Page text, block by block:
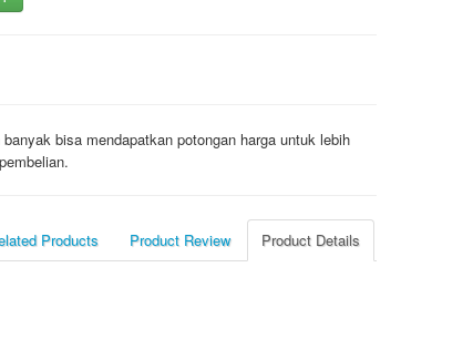
bisa mendapatkan potongan harga untuk lebih
Product Details
Product Review
Products